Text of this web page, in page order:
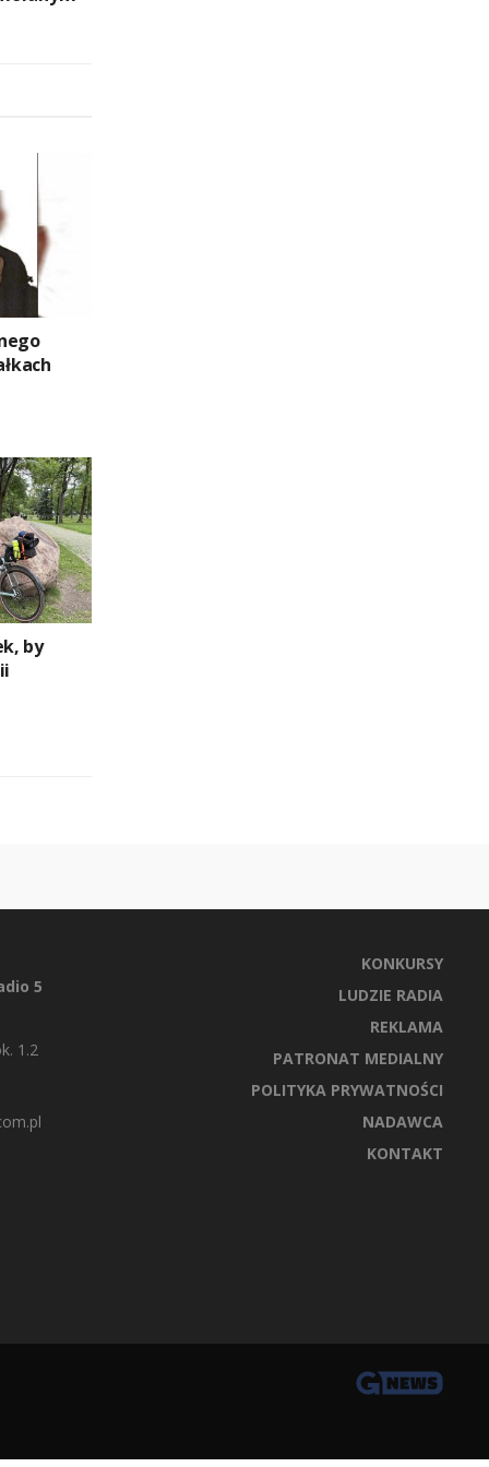
by
5
1.2
KONKURSY
LUDZIE RADIA
REKLAMA
PATRONAT MEDIALNY
POLITYKA PRYWATNOŚCI
NADAWCA
KONTAKT